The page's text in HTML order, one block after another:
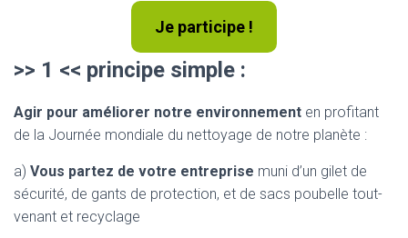
Je participe !
>> 1 << principe simple :
Agir pour améliorer notre environnement en profitant
de la Journée mondiale du nettoyage de notre planète :
a) Vous partez de votre entreprise muni d’un gilet de
sécurité, de gants de protection, et de sacs poubelle tout-
venant et recyclage